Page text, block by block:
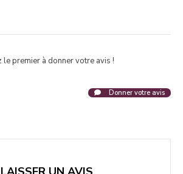
le premier à donner votre avis !
Donner votre avis